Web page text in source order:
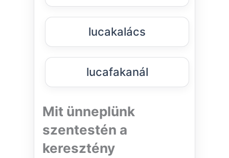
lucakalács
lucafakanál
Mit ünneplünk
szentestén a
keresztény